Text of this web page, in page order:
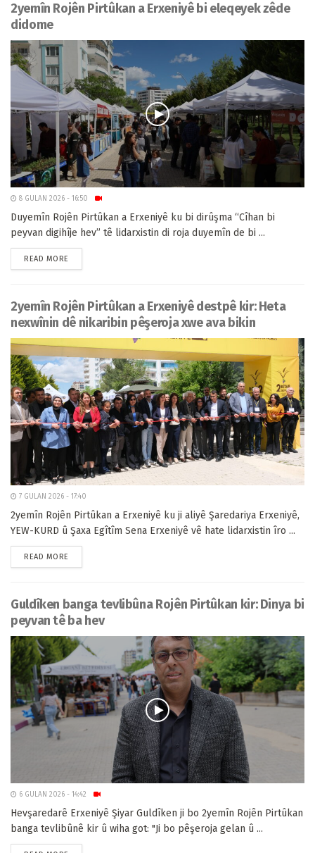
2yemîn Rojên Pirtûkan a Erxeniyê bi eleqeyek zêde
didome
8 GULAN 2026 - 16:50
Duyemîn Rojên Pirtûkan a Erxeniyê ku bi dirûşma “Cîhan bi
peyvan digihîje hev” tê lidarxistin di roja duyemîn de bi ...
READ MORE
2yemîn Rojên Pirtûkan a Erxeniyê destpê kir: Heta
nexwînin dê nikaribin pêşeroja xwe ava bikin
7 GULAN 2026 - 17:40
2yemîn Rojên Pirtûkan a Erxeniyê ku ji aliyê Şaredariya Erxeniyê,
YEW-KURD û Şaxa Egîtîm Sena Erxeniyê vê hate lidarxistin îro ...
READ MORE
Guldîken banga tevlibûna Rojên Pirtûkan kir: Dinya bi
peyvan tê ba hev
6 GULAN 2026 - 14:42
Hevşaredarê Erxeniyê Şiyar Guldîken ji bo 2yemîn Rojên Pirtûkan
banga tevlibûnê kir û wiha got: "Ji bo pêşeroja gelan û ...